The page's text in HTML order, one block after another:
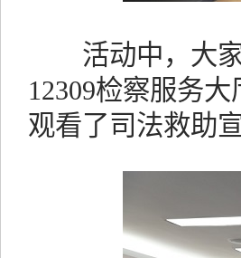
活动中，大家
12309检察服务
观看了司法救助